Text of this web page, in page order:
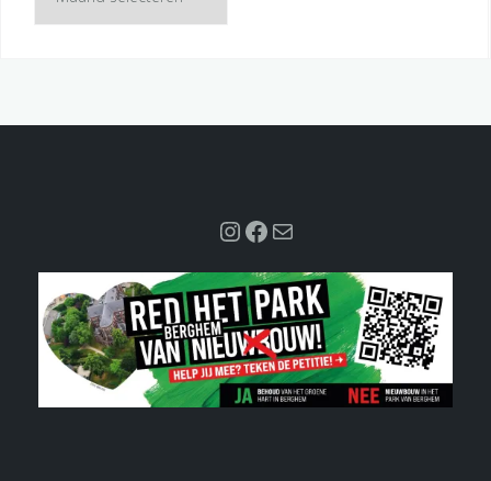
Instagram
Facebook
Mail